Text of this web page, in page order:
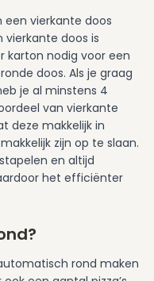
een vierkante doos
doos is
karton nodig voor een
doos. Als je graag
je al minstens 4
van vierkante
deze makkelijk in
zijn op te slaan.
en altijd
het efficiënter
rond maken